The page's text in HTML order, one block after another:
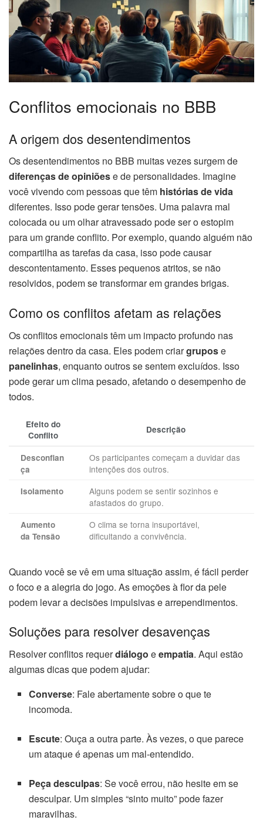
Conflitos emocionais no BBB
A origem dos desentendimentos
Os desentendimentos no BBB muitas vezes surgem de
diferenças de opiniõese de personalidades. Imagine
você vivendo com pessoas que têm histórias de vida
diferentes. Isso pode gerar tensões. Uma palavra mal
colocada ou um olhar atravessado pode ser o estopim
para um grande conflito. Por exemplo, quando alguém não
compartilha as tarefas da casa, isso pode causar
descontentamento. Esses pequenos atritos, se não
resolvidos, podem se transformar em grandes brigas.
Como os conflitos afetam as relações
Os conflitos emocionais têm um impacto profundo nas
relações dentro da casa. Eles podem criargrupose
panelinhas, enquanto outros se sentem excluídos. Isso
pode gerar um clima pesado, afetando o desempenho de
todos.
Efeito do
Conflito
Descrição
Desconfian
ça
Os participantes começam a duvidar das
intenções dos outros.
Isolamento
Alguns podem se sentir sozinhos e
afastados do grupo.
Aumento
da Tensão
O clima se torna insuportável,
dificultando a convivência.
Quando você se vê em uma situação assim, é fácil perder
o foco e a alegria do jogo. As emoções à flor da pele
podem levar a decisões impulsivas e arrependimentos.
Soluções para resolver desavenças
Resolver conflitos requerdiálogo eempatia. Aqui estão
algumas dicas que podem ajudar:
Converse: Fale abertamente sobre o que te
incomoda.
Escute: Ouça a outra parte. Às vezes, o que parece
um ataque é apenas um mal-entendido.
Peça desculpas: Se você errou, não hesite em se
desculpar. Um simples “sinto muito” pode fazer
maravilhas.